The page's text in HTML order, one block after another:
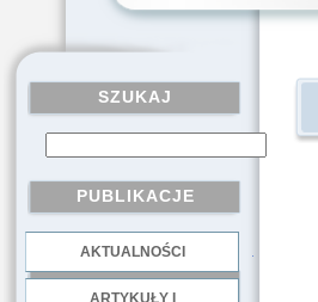
SZUKAJ
PUBLIKACJE
AKTUALNOŚCI
ARTYKUŁY I